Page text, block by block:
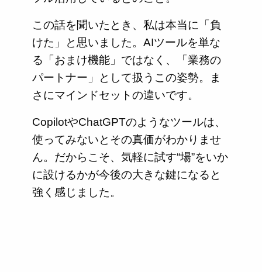
この話を聞いたとき、私は本当に「負
けた」と思いました。AIツールを単な
る「おまけ機能」ではなく、「業務の
パートナー」として扱うこの姿勢。ま
さにマインドセットの違いです。
CopilotやChatGPTのようなツールは、
使ってみないとその真価がわかりませ
ん。だからこそ、気軽に試す“場”をいか
に設けるかが今後の大きな鍵になると
強く感じました。